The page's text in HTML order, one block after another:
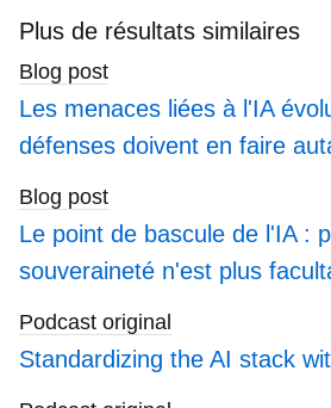
search
blogs
Plus de résultats similaires
Blog post
Les menaces liées à l'IA
défenses doivent en faire
Blog post
Le point de bascule de l'IA :
souveraineté n'est plus
Podcast original
Standardizing the AI stack